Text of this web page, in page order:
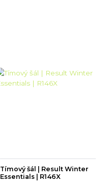
Tímový šál | Result Winter
Essentials | R146X